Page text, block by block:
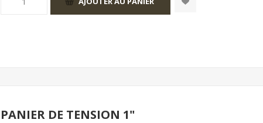
PANIER DE TENSION 1"